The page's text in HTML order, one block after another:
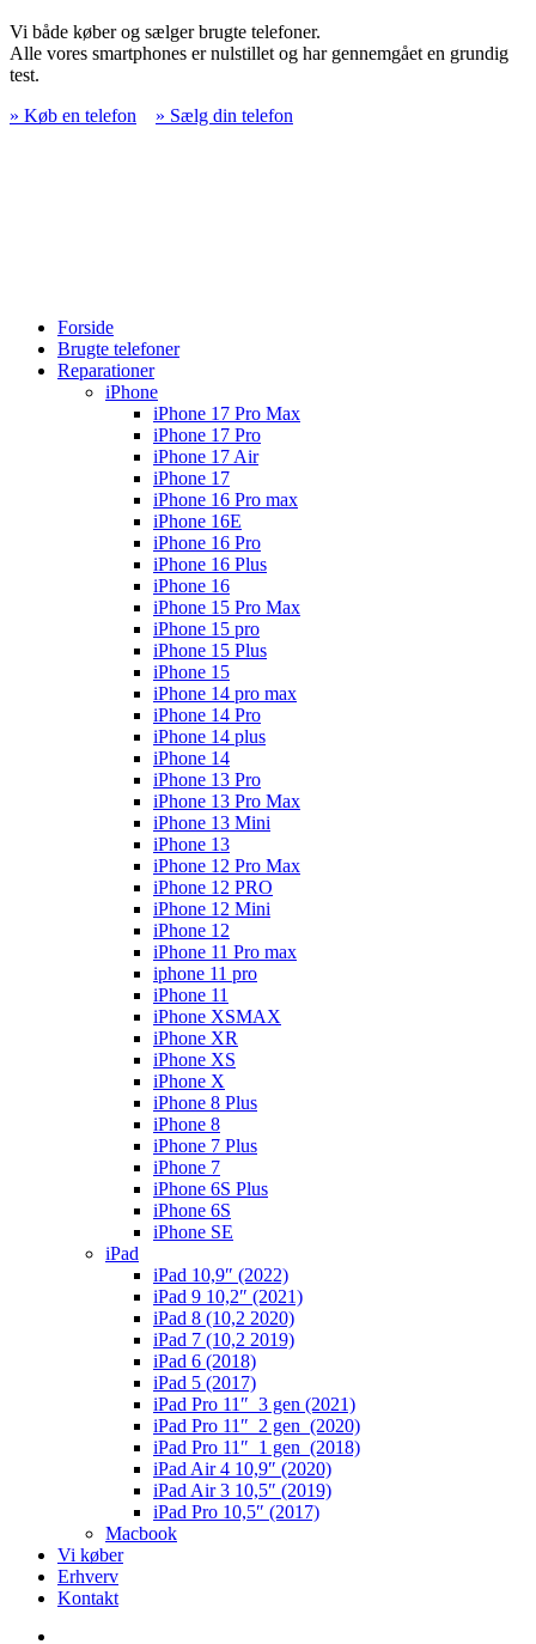
Vi både køber og sælger brugte telefoner.
Alle vores smartphones er nulstillet og har gennemgået en grundig
test.
» Køb en telefon
» Sælg din telefon
Forside
Brugte telefoner
Reparationer
iPhone
iPhone 17 Pro Max
iPhone 17 Pro
iPhone 17 Air
iPhone 17
iPhone 16 Pro max
iPhone 16E
iPhone 16 Pro
iPhone 16 Plus
iPhone 16
iPhone 15 Pro Max
iPhone 15 pro
iPhone 15 Plus
iPhone 15
iPhone 14 pro max
iPhone 14 Pro
iPhone 14 plus
iPhone 14
iPhone 13 Pro
iPhone 13 Pro Max
iPhone 13 Mini
iPhone 13
iPhone 12 Pro Max
iPhone 12 PRO
iPhone 12 Mini
iPhone 12
iPhone 11 Pro max
iphone 11 pro
iPhone 11
iPhone XSMAX
iPhone XR
iPhone XS
iPhone X
iPhone 8 Plus
iPhone 8
iPhone 7 Plus
iPhone 7
iPhone 6S Plus
iPhone 6S
iPhone SE
iPad
iPad 10,9″ (2022)
iPad 9 10,2″ (2021)
iPad 8 (10,2 2020)
iPad 7 (10,2 2019)
iPad 6 (2018)
iPad 5 (2017)
iPad Pro 11″ 3 gen (2021)
iPad Pro 11″ 2 gen (2020)
iPad Pro 11″ 1 gen (2018)
iPad Air 4 10,9″ (2020)
iPad Air 3 10,5″ (2019)
iPad Pro 10,5″ (2017)
Macbook
Vi køber
Erhverv
Kontakt